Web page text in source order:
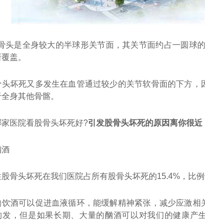
头是全身较大的半球形关节面，其关节面约占一圆球
盖。
坏死又多发生在血管通过较少的关节软骨面的下方，
身其他骨髂。
医院看股骨头坏死好?引发股骨头坏死的原因离你很近
酒
骨头坏死在我们医院占所有股骨头坏死的15.4%，比例
酒可以促进血液循环，能缓解精神紧张，减少应激相
发，但是如果长期、大量的酗酒可以对我们的健康产